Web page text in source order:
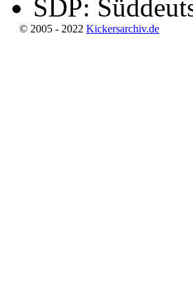
SDP:
© 2005 - 2022 Kickersarchiv.de